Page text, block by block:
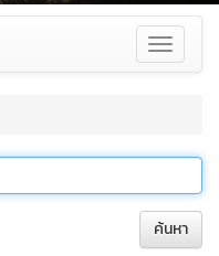
Toggle
ค้นหา